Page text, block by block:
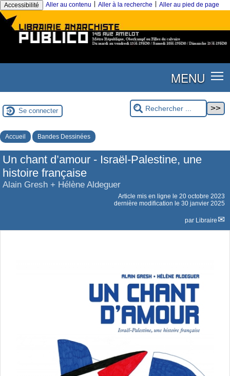
Accessibilité Aller au contenu Aller à la recherche Aller au pied de page
MENU
Se connecter
Accueil Bandes Dessinées
Un chant d’amour - Israël-Palestine, une
histoire française
Alain Gresh + Hélène Aldeguer
Article mis en ligne le 20 octobre 2023
dernière modification le 30 janvier 2025
par Libraire